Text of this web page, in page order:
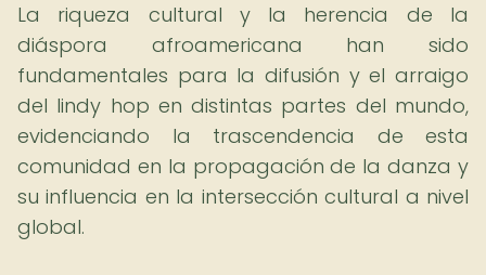
La riqueza cultural y la herencia de la
diáspora afroamericana han sido
fundamentales para la difusión y el arraigo
del lindy hop en distintas partes del mundo,
evidenciando la trascendencia de esta
comunidad en la propagación de la danza y
su influencia en la intersección cultural a nivel
global.